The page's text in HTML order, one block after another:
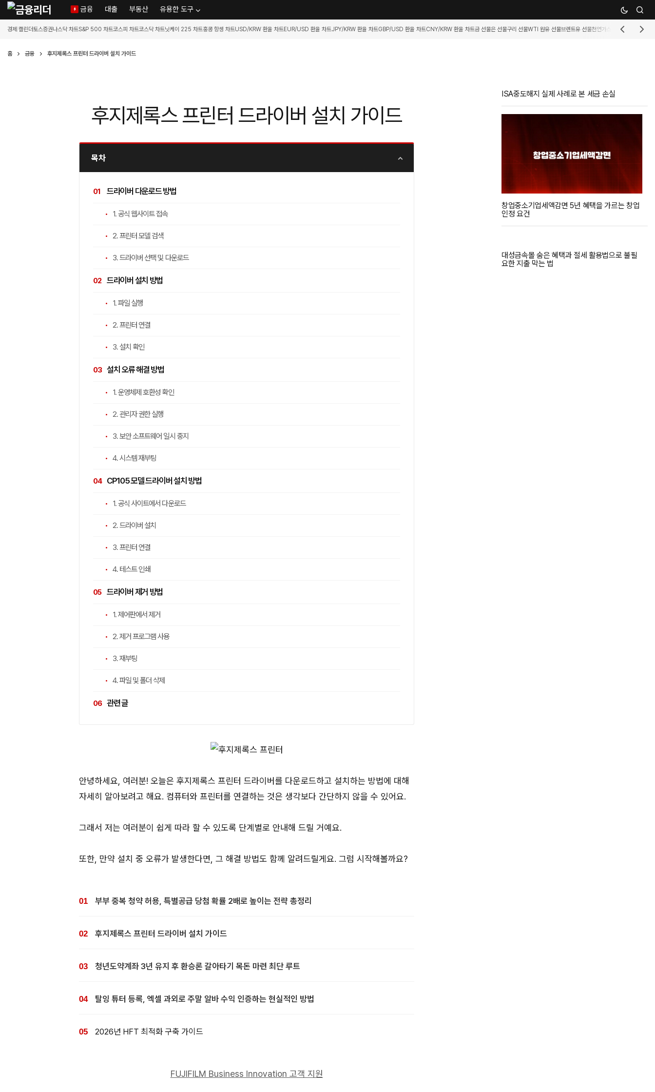
금융 대출 부동산 유용한 도구
경제 캘린더토스증권나스닥 차트S&P 500 차트코스피 차트코스닥 차트닛케이 225 차트홍콩 항셍 차트USD/KRW 환율 차트EUR/USD 환율 차트JPY/KRW 환율 차트GBP/USD 환율 차트CNY/KRW 환율 차트금 선물은 선물구리 선물WTI 원유 선물브렌트유 선물천연가스 선물휘발유 선물
홈 금융 후지제록스 프린터 드라이버 설치 가이드
후지제록스 프린터 드라이버 설치 가이드
목차
드라이버 다운로드 방법
1. 공식 웹사이트 접속
2. 프린터 모델 검색
3. 드라이버 선택 및 다운로드
드라이버 설치 방법
1. 파일 실행
2. 프린터 연결
3. 설치 확인
설치 오류 해결 방법
1. 운영체제 호환성 확인
2. 관리자 권한 실행
3. 보안 소프트웨어 일시 중지
4. 시스템 재부팅
CP105 모델 드라이버 설치 방법
1. 공식 사이트에서 다운로드
2. 드라이버 설치
3. 프린터 연결
4. 테스트 인쇄
드라이버 제거 방법
1. 제어판에서 제거
2. 제거 프로그램 사용
3. 재부팅
4. 파일 및 폴더 삭제
관련 글
안녕하세요, 여러분! 오늘은 후지제록스 프린터 드라이버를 다운로드하고 설치하는 방법에 대해
자세히 알아보려고 해요. 컴퓨터와 프린터를 연결하는 것은 생각보다 간단하지 않을 수 있어요.
그래서 저는 여러분이 쉽게 따라 할 수 있도록 단계별로 안내해 드릴 거예요.
또한, 만약 설치 중 오류가 발생한다면, 그 해결 방법도 함께 알려드릴게요. 그럼 시작해볼까요?
부부 중복 청약 허용, 특별공급 당첨 확률 2배로 높이는 전략 총정리
후지제록스 프린터 드라이버 설치 가이드
청년도약계좌 3년 유지 후 환승론 갈아타기 목돈 마련 최단 루트
탈잉 튜터 등록, 엑셀 과외로 주말 알바 수익 인증하는 현실적인 방법
2026년 HFT 최적화 구축 가이드
FUJIFILM Business Innovation 고객 지원
ISA중도해지 실제 사례로 본 세금 손실
창업중소기업세액감면 5년 혜택을 가르는 창업
인정 요건
대성금속몰 숨은 혜택과 절세 활용법으로 불필
요한 지출 막는 법